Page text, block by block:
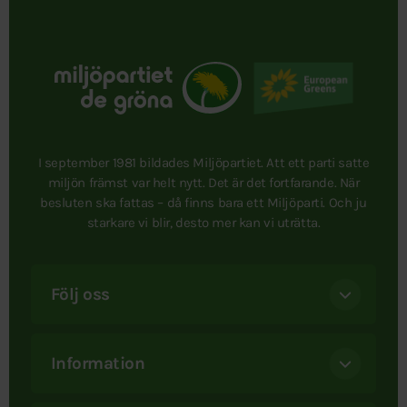
I september 1981 bildades Miljöpartiet. Att ett parti satte
miljön främst var helt nytt. Det är det fortfarande. När
besluten ska fattas – då finns bara ett Miljöparti. Och ju
starkare vi blir, desto mer kan vi uträtta.
Följ oss
Information